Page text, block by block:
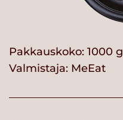
Pakkauskoko: 1000 g
Valmistaja: MeEat